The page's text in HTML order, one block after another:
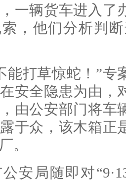
一辆货车进入了
，他们分析判
能打草惊蛇！”专
安全隐患为由，
由公安部门将车
于众，该木箱正
。
安局随即对